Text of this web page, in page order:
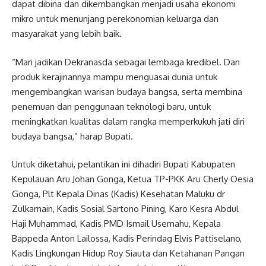
dapat dibina dan dikembangkan menjadi usaha ekonomi
mikro untuk menunjang perekonomian keluarga dan
masyarakat yang lebih baik.
“Mari jadikan Dekranasda sebagai lembaga kredibel. Dan
produk kerajinannya mampu menguasai dunia untuk
mengembangkan warisan budaya bangsa, serta membina
penemuan dan penggunaan teknologi baru, untuk
meningkatkan kualitas dalam rangka memperkukuh jati diri
budaya bangsa,” harap Bupati.
Untuk diketahui, pelantikan ini dihadiri Bupati Kabupaten
Kepulauan Aru Johan Gonga, Ketua TP-PKK Aru Cherly Oesia
Gonga, Plt Kepala Dinas (Kadis) Kesehatan Maluku dr
Zulkarnain, Kadis Sosial Sartono Pining, Karo Kesra Abdul
Haji Muhammad, Kadis PMD Ismail Usemahu, Kepala
Bappeda Anton Lailossa, Kadis Perindag Elvis Pattiselano,
Kadis Lingkungan Hidup Roy Siauta dan Ketahanan Pangan